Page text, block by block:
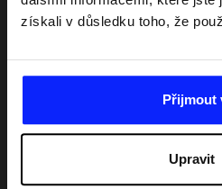
získali v důsledku toho, že
Přijmout
Upravit